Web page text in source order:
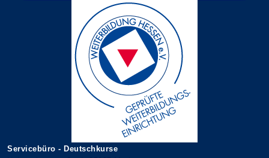
Servicebüro - Deutschkurse